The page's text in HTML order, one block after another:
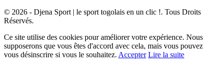
© 2026 - Djena Sport | le sport togolais en un clic !. Tous Droits
Réservés.
Ce site utilise des cookies pour améliorer votre expérience. Nous
supposerons que vous êtes d'accord avec cela, mais vous pouvez
vous désinscrire si vous le souhaitez. Accepter Lire la suite